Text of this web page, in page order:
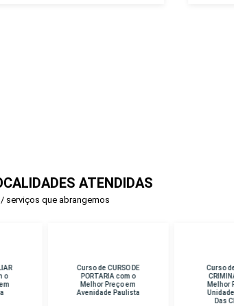
ATENDIDAS
serviços que abrangemos
Curso de CURSO DE
PORTARIA com o
Melhor Preço em
Avenidade Paulista
Curso de PERICIA
CRIMINAL com o
Melhor Preço em
Unidade Hospital
Das Clinicas